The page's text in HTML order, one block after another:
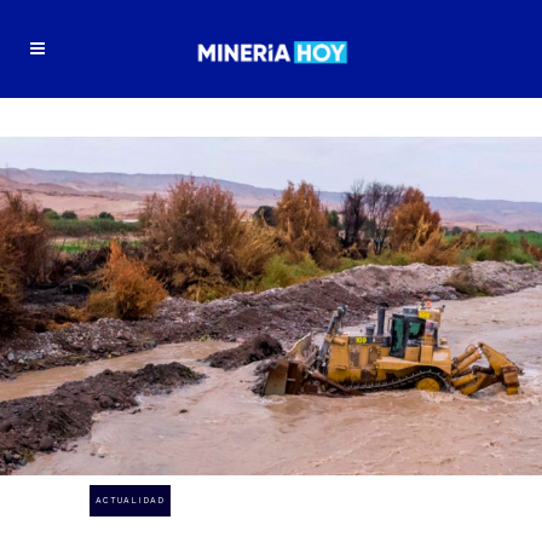
ACTUALIDAD